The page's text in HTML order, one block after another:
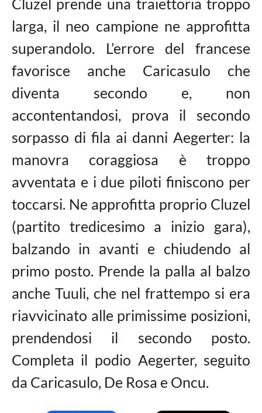
Cluzel prende una traiettoria troppo
larga, il neo campione ne approfitta
superandolo. L’errore del francese
favorisce anche Caricasulo che
diventa secondo e, non
accontentandosi, prova il secondo
sorpasso di fila ai danni Aegerter: la
manovra coraggiosa è troppo
avventata e i due piloti finiscono per
toccarsi. Ne approfitta proprio Cluzel
(partito tredicesimo a inizio gara),
balzando in avanti e chiudendo al
primo posto. Prende la palla al balzo
anche Tuuli, che nel frattempo si era
riavvicinato alle primissime posizioni,
prendendosi il secondo posto.
Completa il podio Aegerter, seguito
da Caricasulo, De Rosa e Oncu.